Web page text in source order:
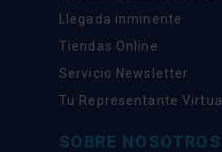
Llegada inminente
Tiendas Online
Servicio Newsletter
Tu Representante Virtual
SOBRE NOSOTROS